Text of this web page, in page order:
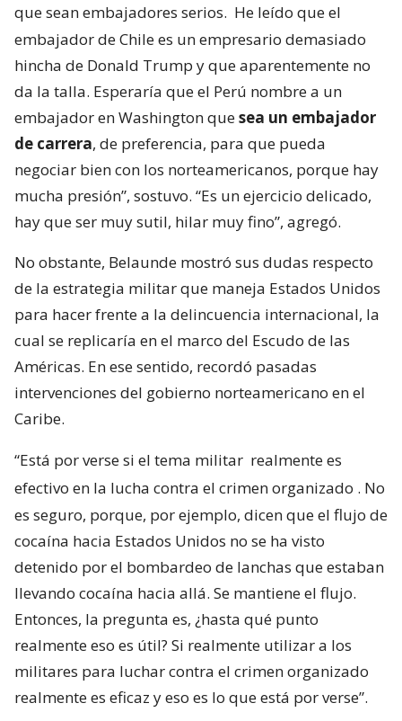
que sean embajadores serios. He leído que el
embajador de Chile es un empresario demasiado
hincha de Donald Trump y que aparentemente no
da la talla. Esperaría que el Perú nombre a un
embajador en Washington quesea un embajador
de carrera, de preferencia, para que pueda
negociar bien con los norteamericanos, porque hay
mucha presión”, sostuvo. “Es un ejercicio delicado,
hay que ser muy sutil, hilar muy fino”, agregó.
No obstante, Belaunde mostró sus dudas respecto
de la estrategia militar que maneja Estados Unidos
para hacer frente a la delincuencia internacional, la
cual se replicaría en el marco del Escudo de las
Américas. En ese sentido, recordó pasadas
intervenciones del gobierno norteamericano en el
Caribe.
“Está por verse si el tema militar realmente es
efectivo en la lucha contra el crimen organizado . No
es seguro, porque, por ejemplo, dicen que el flujo de
cocaína hacia Estados Unidos no se ha visto
detenido por el bombardeo de lanchas que estaban
llevando cocaína hacia allá. Se mantiene el flujo.
Entonces, la pregunta es, ¿hasta qué punto
realmente eso es útil? Si realmente utilizar a los
militares para luchar contra el crimen organizado
realmente es eficaz y eso es lo que está por verse”.